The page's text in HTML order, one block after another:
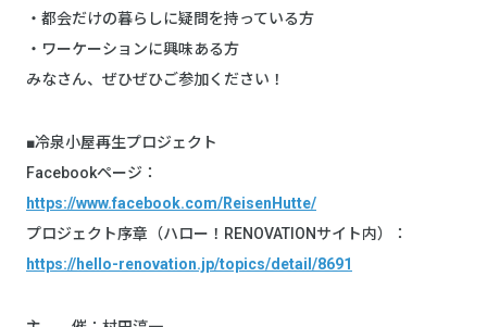
・都会だけの暮らしに疑問を持っている方
・ワーケーションに興味ある方
みなさん、ぜひぜひご参加ください！
■冷泉小屋再生プロジェクト
Facebookページ：
https://www.facebook.com/ReisenHutte/
プロジェクト序章（ハロー！RENOVATIONサイト内）：
https://hello-renovation.jp/topics/detail/8691